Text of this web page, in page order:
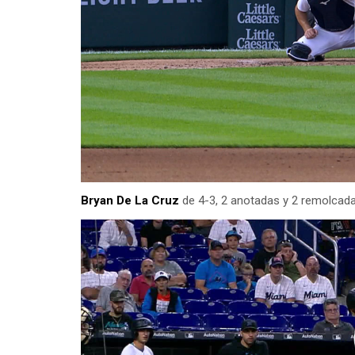
Bryan De La Cruz de 4-3, 2 anotadas y 2